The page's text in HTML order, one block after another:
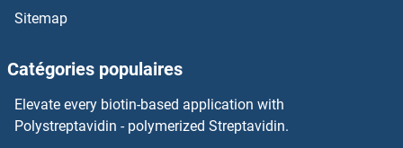
C1D Kits ELISA
C19ORF80 Kits ELISA
Sitemap
Catégories populaires
Elevate every biotin-based application with
Polystreptavidin - polymerized Streptavidin.